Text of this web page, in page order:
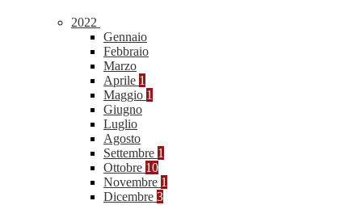
2022
Gennaio
Febbraio
Marzo
Aprile 1
Maggio 1
Giugno
Luglio
Agosto
Settembre 1
Ottobre 10
Novembre 1
Dicembre 3